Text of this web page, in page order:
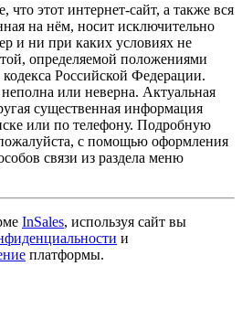
этот интернет-сайт, а также вся
на нём, носит исключительно
и ни при каких условиях не
определяемой положениями
Российской Федерации.
или неверна. Актуальная
существенная информация
или по телефону. Подробную
с помощью оформления
связи из раздела меню
InSales, используя сайт вы
и
платформы.